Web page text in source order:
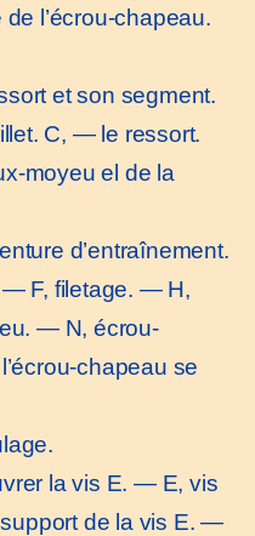
l’écrou-chapeau.
et son segment.
C, — le ressort.
moyeu el de la
d’entraînement.
F, filetage. — H,
— N, écrou-
chapeau se
la vis E. — E, vis
de la vis E. —